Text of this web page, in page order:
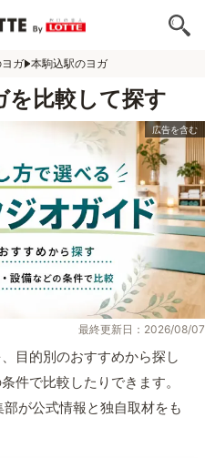
ガ 本駒込駅のヨガ
を比較して探す
最終更新日：2026/08/07
目的別のおすすめから探し
件で比較したりできます。
が公式情報と独自取材をも